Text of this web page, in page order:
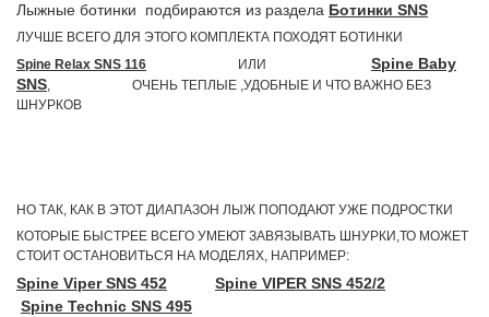
Лыжные ботинки подбираются из раздела Ботинки SNS
ЛУЧШЕ ВСЕГО ДЛЯ ЭТОГО КОМПЛЕКТА ПОХОДЯТ БОТИНКИ
Spine Relax SNS 116 ИЛИ Spine Baby
SNS, ОЧЕНЬ ТЕПЛЫЕ ,УДОБНЫЕ И ЧТО ВАЖНО БЕЗ
ШНУРКОВ
НО ТАК, КАК В ЭТОТ ДИАПАЗОН ЛЫЖ ПОПОДАЮТ УЖЕ ПОДРОСТКИ
КОТОРЫЕ БЫСТРЕЕ ВСЕГО УМЕЮТ ЗАВЯЗЫВАТЬ ШНУРКИ,ТО МОЖЕТ
СТОИТ ОСТАНОВИТЬСЯ НА МОДЕЛЯХ, НАПРИМЕР:
Spine Viper SNS 452
Spine VIPER SNS 452/2
Spine Technic SNS 495